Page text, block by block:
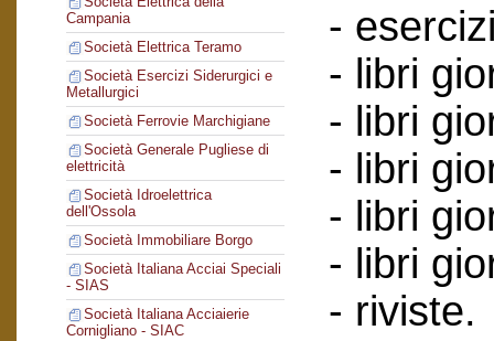
Campania
Società Elettrica Teramo
Società Esercizi Siderurgici e
Metallurgici
Società Ferrovie Marchigiane
Società Generale Pugliese di
elettricità
Società Idroelettrica
dell'Ossola
Società Immobiliare Borgo
Società Italiana Acciai Speciali
- SIAS
Società Italiana Acciaierie
Cornigliano - SIAC
-
- libri
- libri
- libri
- libri
- libri
- riviste.